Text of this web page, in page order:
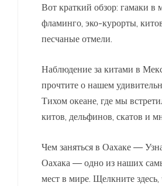
Вот краткий обзор: гамаки в
фламинго, эко-курорты,
песчаные отмели.
Наблюдение за китами в
прочтите о нашем
Тихом океане, где мы
китов, дельфинов, скатов и
Чем заняться в Оахаке —
Оахака — одно из наших
мест в мире. Щелкните здесь,